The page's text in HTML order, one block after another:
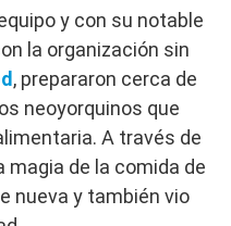
y con su notable
la organización sin
, prepararon cerca de
neoyorquinos que
A través de
de la comida de
nueva y también vio